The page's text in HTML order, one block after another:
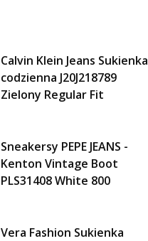
Calvin Klein Jeans Sukienka
codzienna J20J218789
Zielony Regular Fit
Sneakersy PEPE JEANS -
Kenton Vintage Boot
PLS31408 White 800
Vera Fashion Sukienka